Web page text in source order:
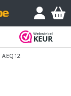
AEQ12
Vraagje?